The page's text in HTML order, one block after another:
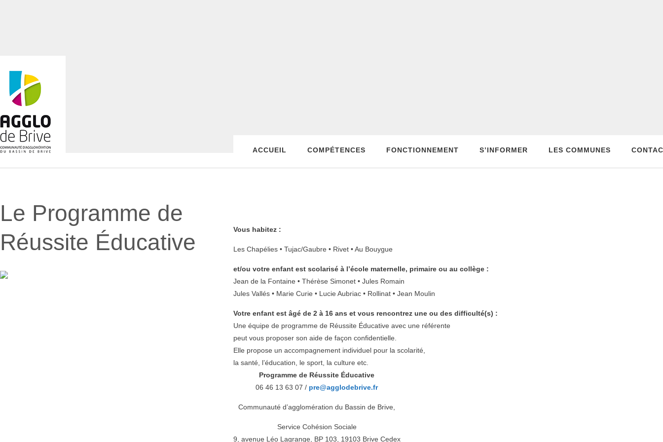
ACCUEIL COMPÉTENCES FONCTIONNEMENT S’INFORMER LES COMMUNES
Le Programme de
Réussite Éducative
Vous habitez :
Les Chapélies • Tujac/Gaubre • Rivet • Au Bouygue
et/ou votre enfant est scolarisé à l’école maternelle, primaire ou au collège :
Jean de la Fontaine • Thérèse Simonet • Jules Romain
Jules Vallés • Marie Curie • Lucie Aubriac • Rollinat • Jean Moulin
Votre enfant est âgé de 2 à 16 ans et vous rencontrez une ou des difficulté(s) :
Une équipe de programme de Réussite Éducative avec une référente
peut vous proposer son aide de façon confidentielle.
Elle propose un accompagnement individuel pour la scolarité,
la santé, l’éducation, le sport, la culture etc.
Programme de Réussite Éducative
06 46 13 63 07 / pre@agglodebrive.fr
Communauté d’agglomération du Bassin de Brive,
Service Cohésion Sociale
9, avenue Léo Lagrange, BP 103, 19103 Brive Cedex